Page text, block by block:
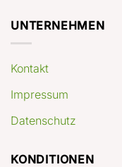
UNTERNEHMEN
Kontakt
Impressum
Datenschutz
KONDITIONEN